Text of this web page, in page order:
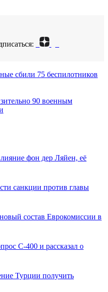
сбили 75 беспилотников
90 военным
фон дер Ляйен, её
санкции против главы
состав Еврокомиссии в
С-400 и рассказал о
Турции получить